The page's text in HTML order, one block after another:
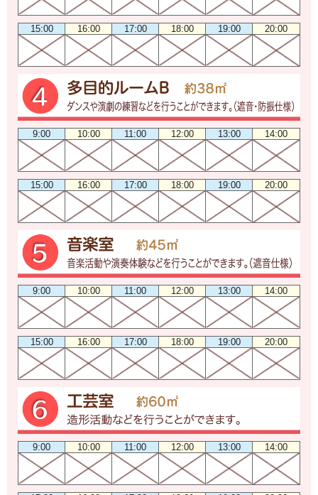
15:00 16:00 17:00 18:00 19:00 20:00
9:00 10:00 11:00 12:00 13:00 14:00
15:00 16:00 17:00 18:00 19:00 20:00
9:00 10:00 11:00 12:00 13:00 14:00
15:00 16:00 17:00 18:00 19:00 20:00
9:00 10:00 11:00 12:00 13:00 14:00